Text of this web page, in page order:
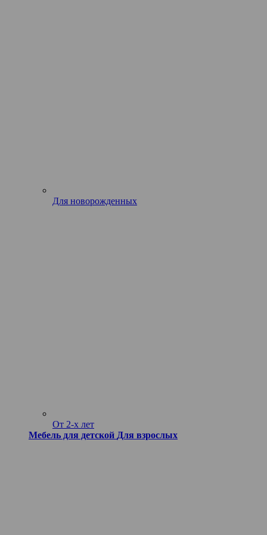
Для новорожденных
От 2-х лет
Мебель для детской Для взрослых